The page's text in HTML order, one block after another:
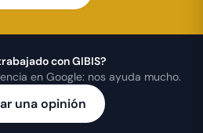
con GIBIS?
en Google: nos ayuda mucho.
una opinión